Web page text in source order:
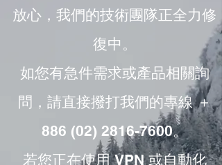
放心，我們的技術團隊正全力修
復中。
如您有急件需求或產品相關詢
問，請直接撥打我們的專線 ＋
886 (02) 2816-7600。
若您正在使用 VPN 或自動化